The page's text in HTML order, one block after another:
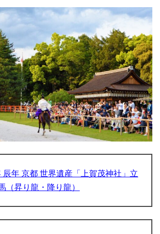
辰年 京都 世界遺産「上賀茂神社」立
（昇り龍・降り龍）